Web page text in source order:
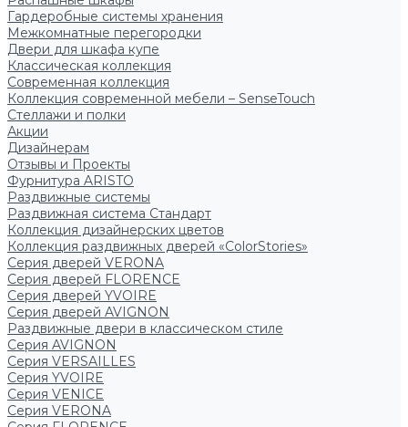
Гардеробные системы хранения
Межкомнатные перегородки
Двери для шкафа купе
Классическая коллекция
Современная коллекция
Коллекция современной мебели – SenseTouch
Стеллажи и полки
Акции
Дизайнерам
Отзывы и Проекты
Фурнитура ARISTO
Раздвижные системы
Раздвижная система Стандарт
Коллекция дизайнерских цветов
Коллекция раздвижных дверей «ColorStories»
Серия дверей VERONA
Серия дверей FLORENCE
Серия дверей YVOIRE
Серия дверей AVIGNON
Раздвижные двери в классическом стиле
Серия AVIGNON
Серия VERSAILLES
Серия YVOIRE
Серия VENICE
Серия VERONA